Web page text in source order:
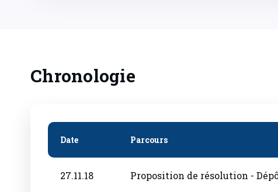
Chronologie
Date Parcours
27.11.18 Proposition de résolution -